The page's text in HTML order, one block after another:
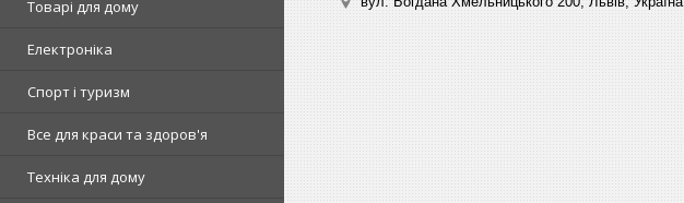
Товарі для дому
Електроніка
Спорт і туризм
Все для краси та здоров'я
Техніка для дому